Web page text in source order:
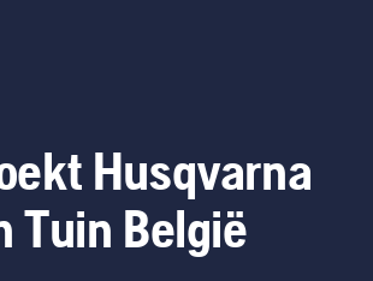
Husqvarna
Tuin België